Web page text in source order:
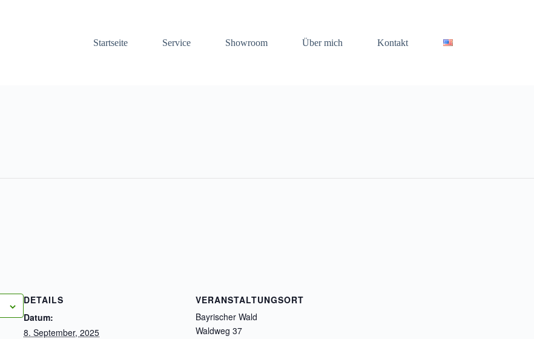
Startseite Service Showroom Über mich Kontakt
DETAILS
Datum:
8. September, 2025
VERANSTALTUNGSORT
Bayrischer Wald
Waldweg 37